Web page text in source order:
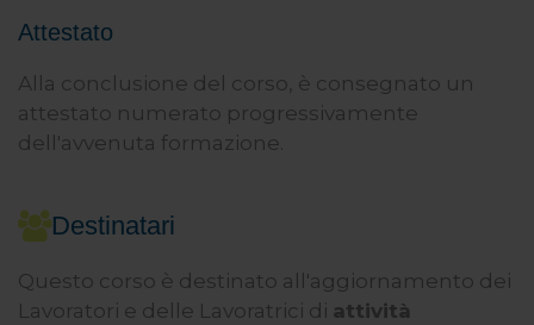
Attestato
Alla conclusione del corso, è consegnato un
attestato numerato progressivamente
dell'avvenuta formazione.
Destinatari
Questo corso è destinato all'aggiornamento dei
Lavoratori e delle Lavoratrici di attività